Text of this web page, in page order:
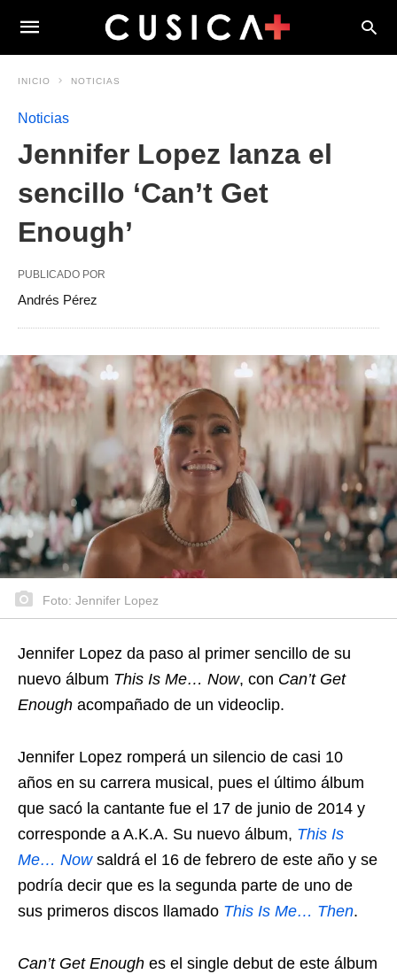
INICIO NOTICIAS
Noticias
Jennifer Lopez lanza el
sencillo ‘Can’t Get
Enough’
PUBLICADO POR
Andrés Pérez
Foto: Jennifer Lopez
Jennifer Lopez da paso al primer sencillo de su
nuevo álbum This Is Me… Now, con Can’t Get
Enough acompañado de un videoclip.
Jennifer Lopez romperá un silencio de casi 10
años en su carrera musical, pues el último álbum
que sacó la cantante fue el 17 de junio de 2014 y
corresponde a A.K.A. Su nuevo álbum, This Is
Me… Now saldrá el 16 de febrero de este año y se
podría decir que es la segunda parte de uno de
sus primeros discos llamado This Is Me… Then.
Can’t Get Enough es el single debut de este álbum